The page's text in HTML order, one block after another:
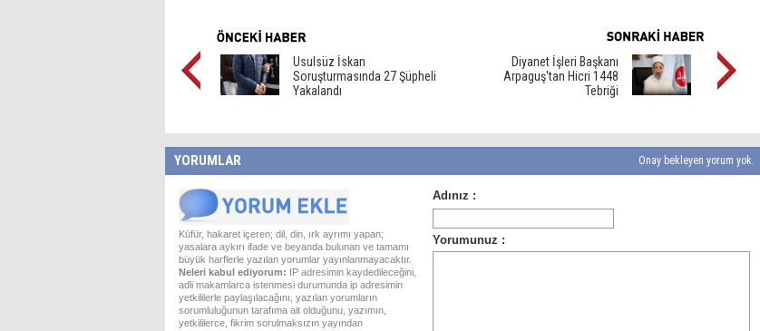
Usulsüz İskan
Soruşturmasında 27 Şüpheli
Yakalandı
Diyanet İşleri Başkanı
Arpaguş'tan Hicri 1448
Tebriği
YORUMLAR Onay bekleyen yorum yok.
Küfür, hakaret içeren; dil, din, ırk ayrımı yapan;
yasalara aykırı ifade ve beyanda bulunan ve tamamı
büyük harflerle yazılan yorumlar yayınlanmayacaktır.
Neleri kabul ediyorum: IP adresimin kaydedileceğini,
adli makamlarca istenmesi durumunda ip adresimin
yetkililerle paylaşılacağını, yazılan yorumların
sorumluluğunun tarafıma ait olduğunu, yazımın,
yetkililerce, fikrim sorulmaksızın yayından